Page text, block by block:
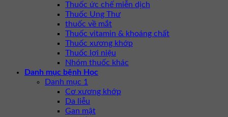
Thuốc ức chế miễn dịch
Thuốc Ung Thư
thuốc về mắt
Thuốc vitamin & khoáng chất
Thuốc xương khớp
Thuốc lợi niệu
Nhóm thuốc khác
Danh mục bệnh Học
Danh mục 1
Cơ xương khớp
Da liễu
Gan mật